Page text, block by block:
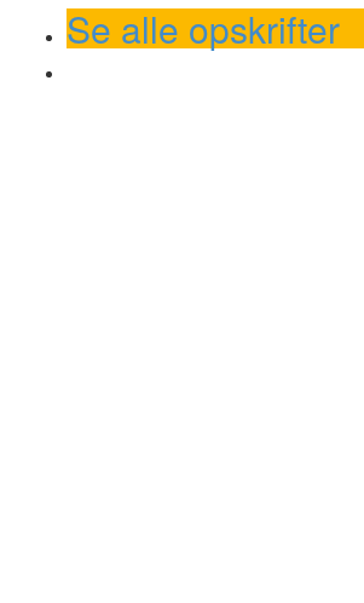
Se alle opskrifter